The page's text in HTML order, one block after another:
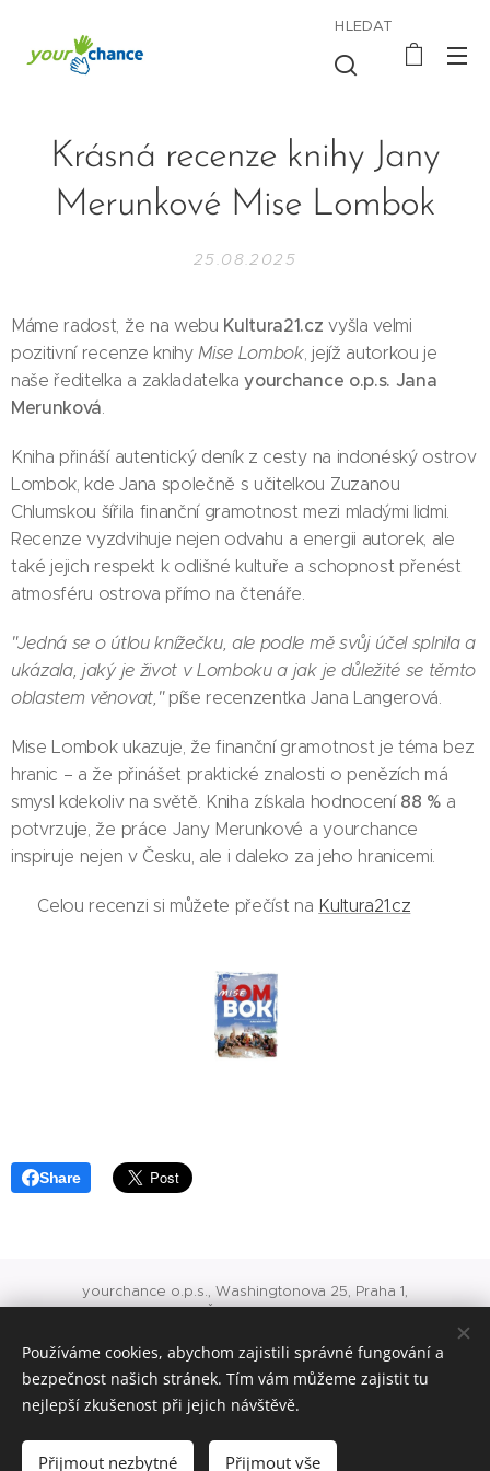
HLEDAT
Krásná recenze knihy Jany
Merunkové Mise Lombok
25.08.2025
Máme radost, že na webu Kultura21.cz vyšla velmi
pozitivní recenze knihyMise Lombok, jejíž autorkou je
naše ředitelka a zakladatelkayourchance o.p.s. Jana
Merunková. 🎉
Kniha přináší autentický deník z cesty na indonéský ostrov
Lombok, kde Jana společně s učitelkou Zuzanou
Chlumskou šířila finanční gramotnost mezi mladými lidmi.
Recenze vyzdvihuje nejen odvahu a energii autorek, ale
také jejich respekt k odlišné kultuře a schopnost přenést
atmosféru ostrova přímo na čtenáře.
"Jedná se o útlou knížečku, ale podle mě svůj účel splnila a
ukázala, jaký je život v Lomboku a jak je důležité se těmto
oblastem věnovat," píše recenzentka Jana Langerová.
Mise Lombok ukazuje, že finanční gramotnost je téma bez
hranic – a že přinášet praktické znalosti o penězích má
smysl kdekoliv na světě. Kniha získala hodnocení 88 % a
potvrzuje, že práce Jany Merunkové a yourchance
inspiruje nejen v Česku, ale i daleko za jeho hranicemi. 🌍
👉 Celou recenzi si můžete přečíst na Kultura21.cz
Share
yourchance o.p.s., Washingtonova 25, Praha 1,
IČ: 24717975
office@yourchance.cz
konto veřejné sbírky 8418245001/5500
Cookies
Používáme cookies, abychom zajistili správné fungování a
bezpečnost našich stránek. Tím vám můžeme zajistit tu
nejlepší zkušenost při jejich návštěvě.
Přijmout nezbytné Přijmout vše